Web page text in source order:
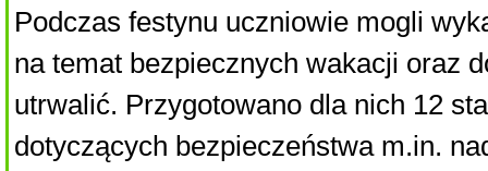
Podczas festynu uczniowie mogli
na temat bezpiecznych wakacji oraz
utrwalić. Przygotowano dla nich 12
dotyczących bezpieczeństwa m.in.